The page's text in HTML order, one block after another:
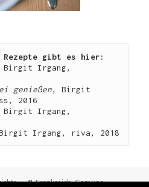
gibt es hier:
Birgit Irgang,
genießen, Birgit
Birgit Irgang,
Irgang, riva, 2018
Schlagwörter
Frankreich,Gemüse,